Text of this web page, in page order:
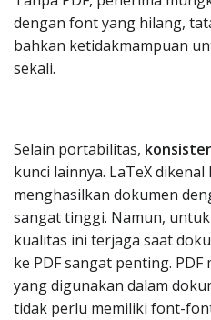
dengan font yang hilang,
bahkan ketidakmampuan
sekali.
Selain portabilitas,
kunci lainnya. LaTeX
menghasilkan dokumen
sangat tinggi. Namun,
kualitas ini terjaga saat
ke PDF sangat penting.
yang digunakan dalam
tidak perlu memiliki font-